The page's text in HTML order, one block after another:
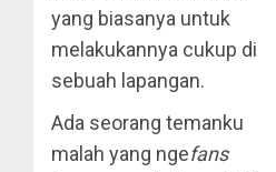
yang biasanya untuk
melakukannya cukup di
sebuah lapangan.
Ada seorang temanku
malah yang ngefans